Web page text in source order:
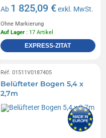
Ab 1 825,09 €exkl. MwSt.
Ohne Markierung
Auf Lager : 17 Artikel
EXPRESS-ZITAT
Réf. 01511V0187405
Belüfteter Bogen 5,4 x
2,7m